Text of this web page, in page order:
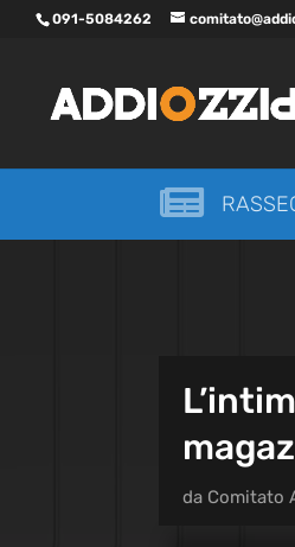
091-5084262

da Comitato